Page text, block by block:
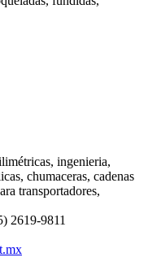
ingenieria,
chumaceras, cadenas
transportadores,
2619-9811